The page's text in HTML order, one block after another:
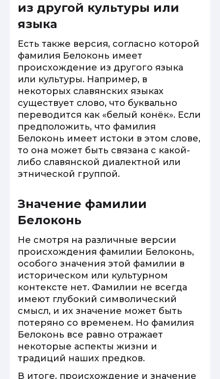
из другой культуры или
языка
Есть также версия, согласно которой
фамилия Белоконь имеет
происхождение из другого языка
или культуры. Например, в
некоторых славянских языках
существует слово, что буквально
переводится как «белый конёк». Если
предположить, что фамилия
Белоконь имеет истоки в этом слове,
то она может быть связана с какой-
либо славянской диалектной или
этнической группой.
Значение фамилии
Белоконь
Не смотря на различные версии
происхождения фамилии Белоконь,
особого значения этой фамилии в
историческом или культурном
контексте нет. Фамилии не всегда
имеют глубокий символический
смысл, и их значение может быть
потеряно со временем. Но фамилия
Белоконь все равно отражает
некоторые аспекты жизни и
традиций наших предков.
В итоге, происхождение и значение